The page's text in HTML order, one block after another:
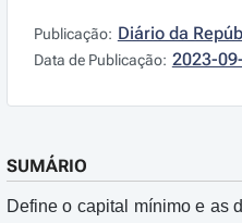
Publicação: Diário da
Data de Publicação: 2023-
SUMÁRIO
Define o capital mínimo e as